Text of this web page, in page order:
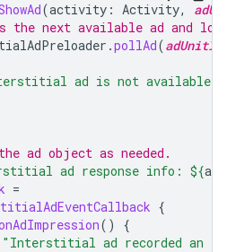
(activity : Activity,
next available ad and
.pollAd(adUnitId
ad is not available."
ad object as needed.
ad response info: ${ad
=
{
()
{
"Interstitial ad recorded an